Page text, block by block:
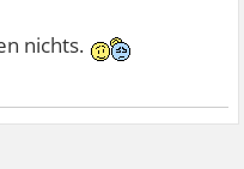
nichts.